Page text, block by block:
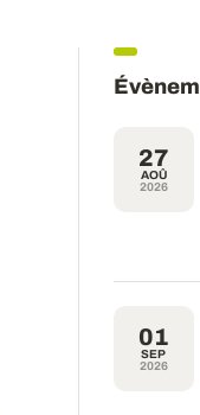
27
AOÛ
2026
01
SEP
2026